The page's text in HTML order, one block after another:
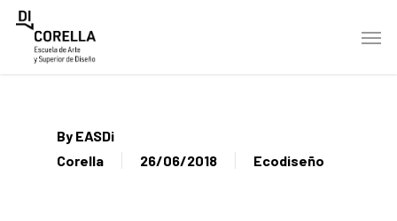
Skip
Menu
By EASDi
Corella
26/06/2018 Ecodiseño